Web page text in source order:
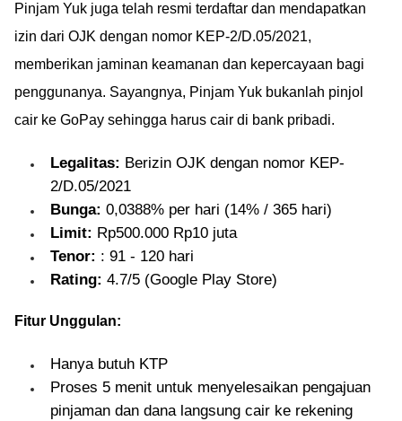
Pinjam Yuk juga telah resmi terdaftar dan mendapatkan
izin dari OJK dengan nomor KEP-2/D.05/2021,
memberikan jaminan keamanan dan kepercayaan bagi
penggunanya. Sayangnya, Pinjam Yuk bukanlah pinjol
cair ke GoPay sehingga harus cair di bank pribadi.
Legalitas: Berizin OJK dengan nomor KEP-
2/D.05/2021
Bunga: 0,0388% per hari (14% / 365 hari)
Limit: Rp500.000 Rp10 juta
Tenor: : 91 - 120 hari
Rating: 4.7/5 (Google Play Store)
Fitur Unggulan:
Hanya butuh KTP
Proses 5 menit untuk menyelesaikan pengajuan
pinjaman dan dana langsung cair ke rekening